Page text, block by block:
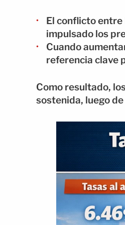
El conflicto
impulsado los
Cuando
referencia clave
Como resultado,
sostenida, luego